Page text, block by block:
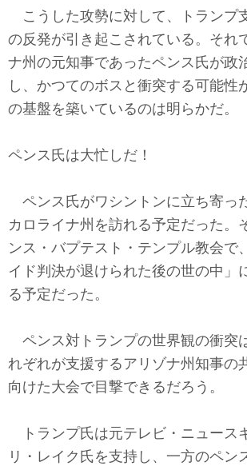
こうした攻勢に対して、トランプ
の反発が引き起こされている。それ
ナ州の元知事であったペンス氏が政
し、かつてのボスと衝突する可能性
の基盤を築いているのは明らかだ。
ペンス氏は大忙しだ！
ペンス氏がワシントンに立ち寄っ
カロライナ州を訪れる予定だった。
ンス・バプテスト・テンプル教会で
イド判決が退けられた後の世の中」
る予定だった。
ペンス対トランプの世界観の衝突
れぞれが支援するアリゾナ州知事の
向けた大会で目撃できるだろう。
トランプ氏は元テレビ・ニュース
リ・レイク氏を支持し、一方のペン